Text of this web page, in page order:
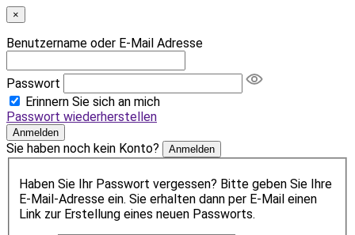
×
Benutzername oder E-Mail Adresse
Passwort
Erinnern Sie sich an mich
Passwort wiederherstellen
Anmelden
Sie haben noch kein Konto? Anmelden
Haben Sie Ihr Passwort vergessen? Bitte geben Sie Ihre
E-Mail-Adresse ein. Sie erhalten dann per E-Mail einen
Link zur Erstellung eines neuen Passworts.